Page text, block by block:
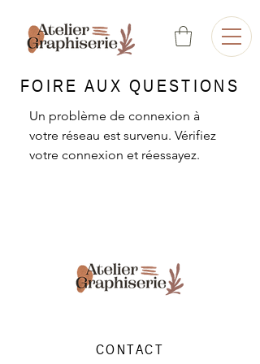
FOIRE AUX QUESTIONS
Un problème de connexion à
votre réseau est survenu. Vérifiez
votre connexion et réessayez.
CONTACT